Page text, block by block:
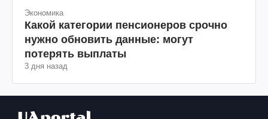
Экономика
Какой категории пенсионеров срочно
нужно обновить данные: могут
потерять выплаты
3 дня назад